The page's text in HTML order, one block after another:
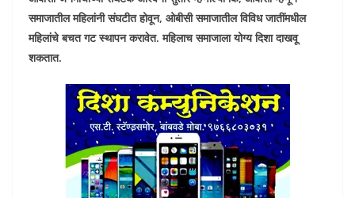
समाजातील महिलांनी संघटीत होवून, ओबीसी समाजातील विविध जातींमधील
महिलांचे बचत गट स्थापन करावेत. महिलाच समाजाला योग्य दिशा दाखवू
शकतात.